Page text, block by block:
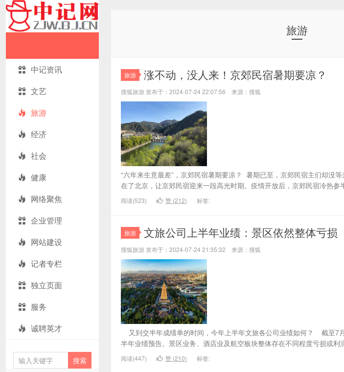
中记资讯
文艺
旅游
经济
社会
健康
网络聚焦
企业管理
网站建设
记者专栏
独立页面
服务
诚聘英才
旅游
旅游 涨不动，没人来！京郊民宿暑期要凉？
搜狐旅游 发布于：2024-07-24 22:07:56 来源：搜狐
“六年来生意最差”，京郊民宿暑期要凉？ 暑期已至，京郊民宿主们却没
在了北京，让京郊民宿迎来一段高光时期。疫情开放后，京郊民宿冷热参
阅读(523) 赞 (212) 标签:
旅游 文旅公司上半年业绩：景区依然整体亏损
搜狐旅游 发布于：2024-07-24 21:35:32 来源：搜狐
又到交半年成绩单的时间，今年上半年文旅各公司业绩如何？ 截至7
半年业绩预告。景区业务、酒店业及航空板块整体存在不同程度亏损或利
阅读(447) 赞 (210) 标签: